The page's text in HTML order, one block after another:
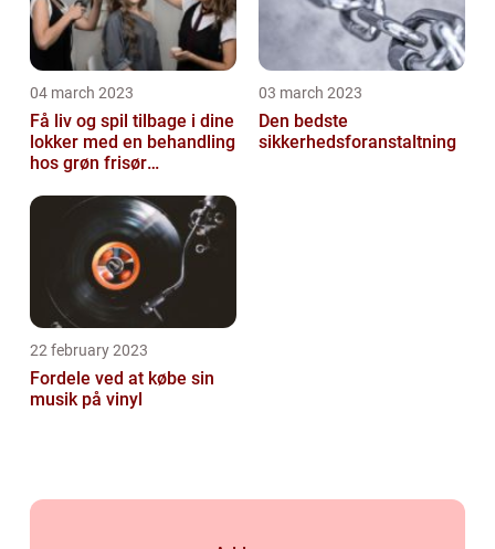
04 march 2023
Få liv og spil tilbage i dine
lokker med en behandling
hos grøn frisør
03 march 2023
Den bedste
sikkerhedsforanstaltning
22 february 2023
Fordele ved at købe sin
musik på vinyl